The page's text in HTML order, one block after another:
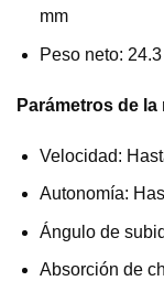
mm
Peso neto:
Parámetros de la
Velocidad:
Autonomía:
Ángulo de
Absorción de